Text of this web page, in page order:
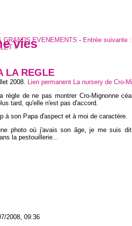
vies
GRANDS EVENEMENTS - Entrée suivante
»
LA REGLE
2008 Lien permanent
La nursery de Cro-
règle de ne pas montrer Cro-Mignonne
tard, qu'elle n'est pas d'accord.
à son Papa d'aspect et à moi de caractère.
photo où j'avais son âge, je me suis
la pestouillerie...
2008, 09:36